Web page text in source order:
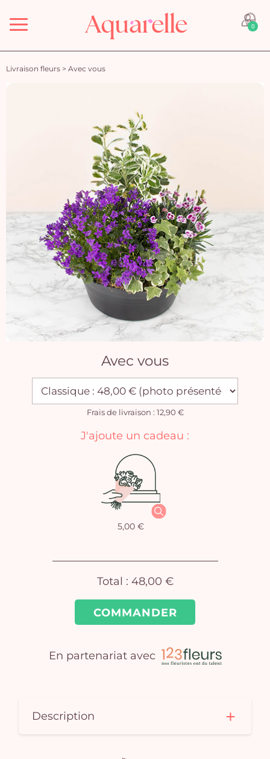
Menu 0
Livraison fleurs > Avec vous
Avec vous
Frais de livraison : 12,90 €
COMMANDER
J'ajoute un cadeau :
5,00 €
Total : 48,00 €
En partenariat avec
Description